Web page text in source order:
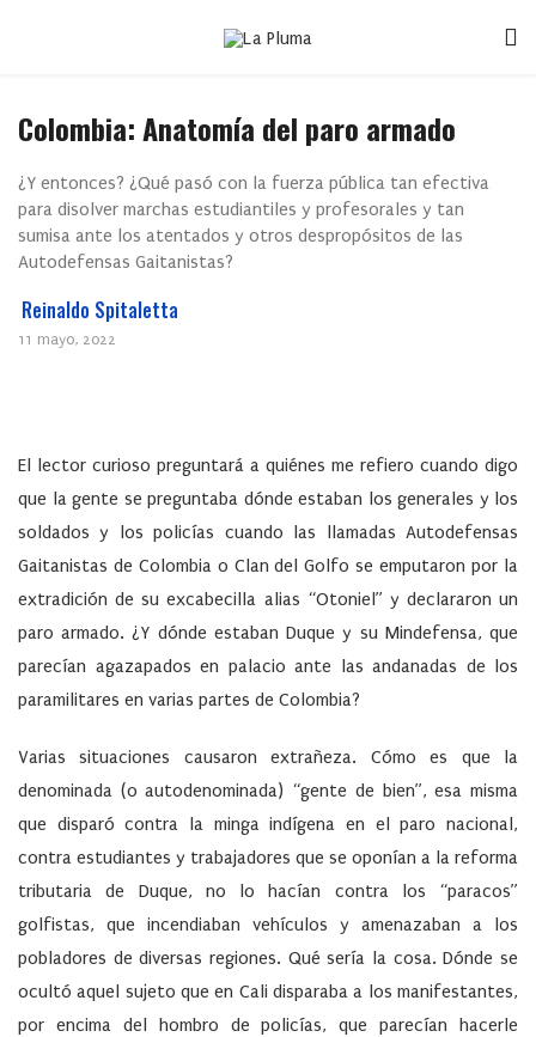
Colombia: Anatomía del paro armado
¿Y entonces? ¿Qué pasó con la fuerza pública tan efectiva
para disolver marchas estudiantiles y profesorales y tan
sumisa ante los atentados y otros despropósitos de las
Autodefensas Gaitanistas?
Reinaldo Spitaletta
11 mayo, 2022
El lector curioso preguntará a quiénes me refiero cuando digo
que la gente se preguntaba dónde estaban los generales y los
soldados y los policías cuando las llamadas Autodefensas
Gaitanistas de Colombia o Clan del Golfo se emputaron por la
extradición de su excabecilla alias “Otoniel” y declararon un
paro armado. ¿Y dónde estaban Duque y su Mindefensa, que
parecían agazapados en palacio ante las andanadas de los
paramilitares en varias partes de Colombia?
Varias situaciones causaron extrañeza. Cómo es que la
denominada (o autodenominada) “gente de bien”, esa misma
que disparó contra la minga indígena en el paro nacional,
contra estudiantes y trabajadores que se oponían a la reforma
tributaria de Duque, no lo hacían contra los “paracos”
golfistas, que incendiaban vehículos y amenazaban a los
pobladores de diversas regiones. Qué sería la cosa. Dónde se
ocultó aquel sujeto que en Cali disparaba a los manifestantes,
por encima del hombro de policías, que parecían hacerle